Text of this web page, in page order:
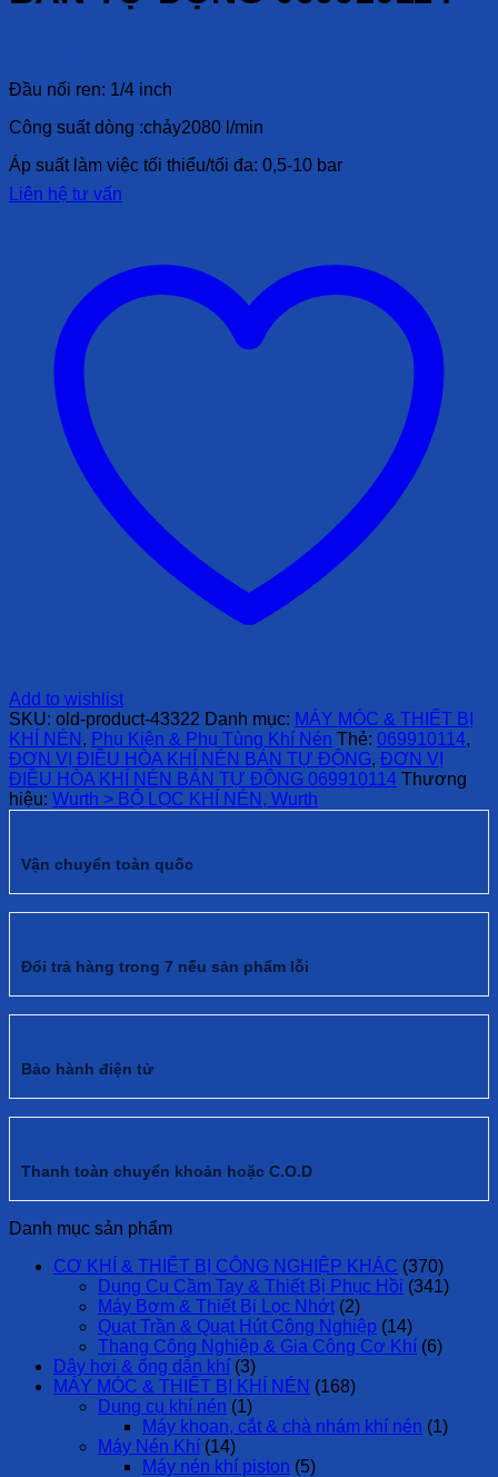
Đầu nối ren: 1/4 inch
Công suất dòng :chảy2080 l/min
Áp suất làm việc tối thiểu/tối đa: 0,5-10 bar
Liên hệ tư vấn
Add to wishlist
SKU: old-product-43322 Danh mục: MÁY MÓC & THIẾT BỊ
KHÍ NÉN , Phụ Kiện & Phụ Tùng Khí Nén Thẻ: 069910114,
ĐƠN VỊ ĐIỀU HÒA KHÍ NÉN BÁN TỰ ĐỘNG, ĐƠN VỊ
ĐIỀU HÒA KHÍ NÉN BÁN TỰ ĐỘNG 069910114 Thương
hiệu: Wurth > BỘ LỌC KHÍ NÉN, Wurth
Vận chuyển toàn quốc
Đổi trả hàng trong 7 nếu sản phẩm lỗi
Bảo hành điện tử
Thanh toàn chuyển khoản hoặc C.O.D
Danh mục sản phẩm
CƠ KHÍ & THIẾT BỊ CÔNG NGHIỆP KHÁC (370)
Dụng Cụ Cầm Tay & Thiết Bị Phục Hồi (341)
Máy Bơm & Thiết Bị Lọc Nhớt (2)
Quạt Trần & Quạt Hút Công Nghiệp (14)
Thang Công Nghiệp & Gia Công Cơ Khí (6)
Dây hơi & ống dẫn khí (3)
MÁY MÓC & THIẾT BỊ KHÍ NÉN (168)
Dụng cụ khí nén (1)
Máy khoan, cắt & chà nhám khí nén (1)
Máy Nén Khí (14)
Máy nén khí piston (5)